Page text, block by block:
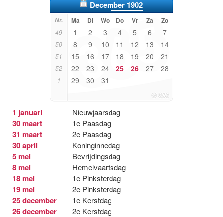
December 1902
Nr. Ma Di Wo Do Vr Za Zo
49 1 2 3 4 5 6 7
50 8 9 10 11 12 13 14
51 15 16 17 18 19 20 21
52 22 23 24 25 26 27 28
1 29 30 31
1 januari Nieuwjaarsdag
30 maart 1e Paasdag
31 maart 2e Paasdag
30 april Koninginnedag
5 mei Bevrijdingsdag
8 mei Hemelvaartsdag
18 mei 1e Pinksterdag
19 mei 2e Pinksterdag
25 december 1e Kerstdag
26 december
2e Kerstdag